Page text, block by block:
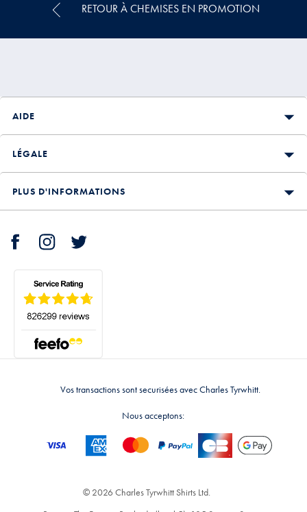
RETOUR À CHEMISES EN PROMOTION
AIDE
LÉGALE
PLUS D'INFORMATIONS
Vos transactions sont securisées avec Charles Tyrwhitt.
Nous acceptons:
© 2026 Charles Tyrwhitt Shirts Ltd.